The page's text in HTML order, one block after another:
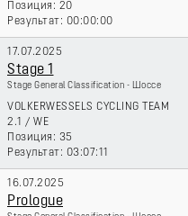
20
00:00:00
17.07.2025
Stage 1
Stage General Classification - Шоссе
VOLKERWESSELS CYCLING TEAM
2.1 / WE
35
03:07:11
16.07.2025
Prologue